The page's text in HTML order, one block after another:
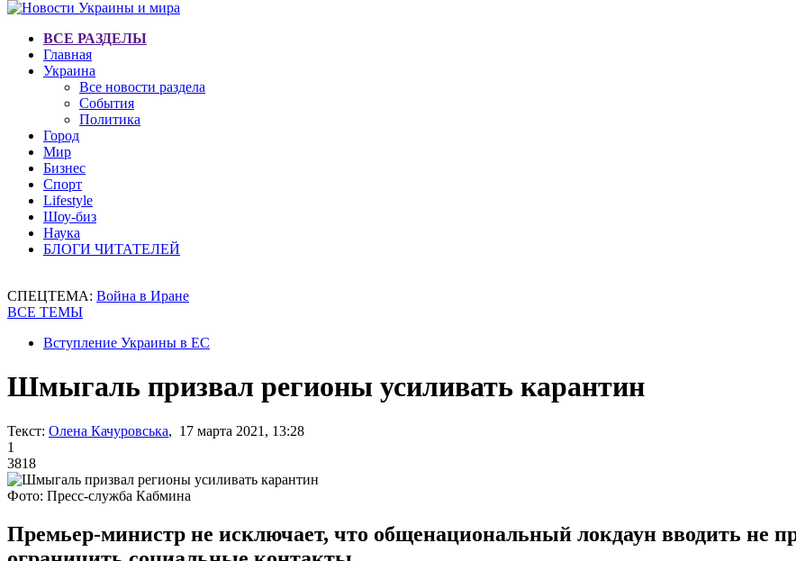
ВСЕ РАЗДЕЛЫ
Главная
Украина
Все новости раздела
События
Политика
Город
Мир
Бизнес
Спорт
Lifestyle
Шоу-биз
Наука
БЛОГИ ЧИТАТЕЛЕЙ
СПЕЦТЕМА: Война в Иране
ВСЕ ТЕМЫ
Вступление Украины в ЕС
Шмыгаль призвал регионы усиливать карантин
Текст: Олена Качуровська, 17 марта 2021, 13:28
1
3818
Фото: Пресс-служба Кабмина
Премьер-министр не исключает, что общенациональный локдаун вводить не